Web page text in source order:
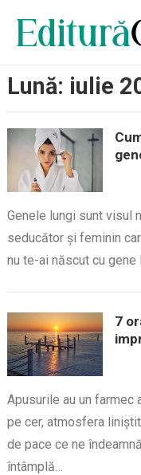
Lună: iulie
Genele lungi sunt visul
seducător și feminin
nu te-ai născut cu
7
Apusurile au un farmec
pe cer, atmosfera
de pace ce ne
întâmplă…